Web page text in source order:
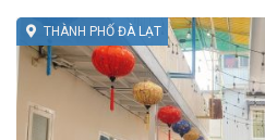
THÀNH PHỐ ĐÀ LẠT